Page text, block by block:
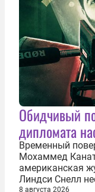
Обидчивый
дипломата
Временный
Мохаммед
американская
Линдси Снелл
8 августа 2026